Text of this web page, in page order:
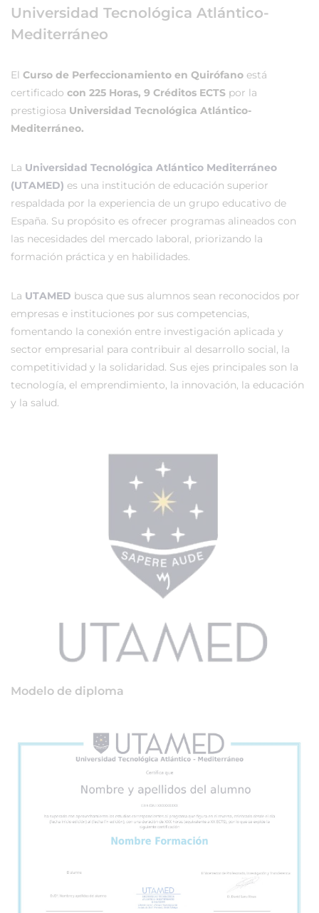
Universidad Tecnológica Atlántico-
Mediterráneo
El Curso de Perfeccionamiento en Quirófano está
certificado con 225 Horas, 9 Créditos ECTS por la
prestigiosa Universidad Tecnológica Atlántico-
Mediterráneo.
La Universidad Tecnológica Atlántico Mediterráneo
(UTAMED) es una institución de educación superior
respaldada por la experiencia de un grupo educativo de
España. Su propósito es ofrecer programas alineados con
las necesidades del mercado laboral, priorizando la
formación práctica y en habilidades.
La UTAMED busca que sus alumnos sean reconocidos por
empresas e instituciones por sus competencias,
fomentando la conexión entre investigación aplicada y
sector empresarial para contribuir al desarrollo social, la
competitividad y la solidaridad. Sus ejes principales son la
tecnología, el emprendimiento, la innovación, la educación
y la salud.
Modelo de diploma